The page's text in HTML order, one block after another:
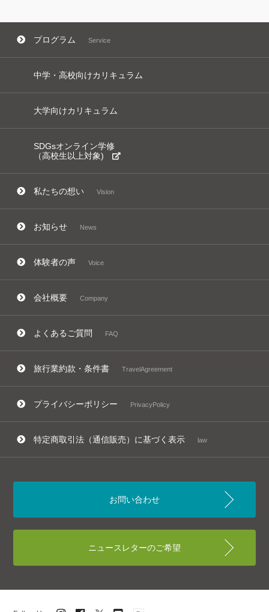
プログラム Service
中学・高校向けカリキュラム
大学向けカリキュラム
SDGsオンライン学修
（高校生以上対象)
私たちの想い Vision
お知らせ News
体験者の声 Voice
会社概要 Company
よくあるご質問 FAQ
旅行業約款・条件書 TravelAgreement
プライバシーポリシー PrivacyPolicy
特定商取引法（通信販売）に基づく表示 law
お問い合わせ
ニュースレターのご希望